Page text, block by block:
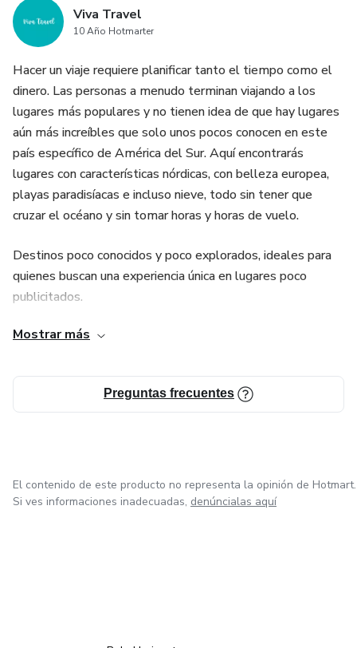
Viva Travel
10 Año Hotmarter
Hacer un viaje requiere planificar tanto el tiempo como el
dinero. Las personas a menudo terminan viajando a los
lugares más populares y no tienen idea de que hay lugares
aún más increíbles que solo unos pocos conocen en este
país específico de América del Sur. Aquí encontrarás
lugares con características nórdicas, con belleza europea,
playas paradisíacas e incluso nieve, todo sin tener que
cruzar el océano y sin tomar horas y horas de vuelo.
Destinos poco conocidos y poco explorados, ideales para
quienes buscan una experiencia única en lugares poco
publicitados.
Viva una experiencia única de glamour en estos paraísos.
Mostrar más
Preguntas frecuentes
El contenido de este producto no representa la opinión de Hotmart.
Si ves informaciones inadecuadas, denúncialas aquí